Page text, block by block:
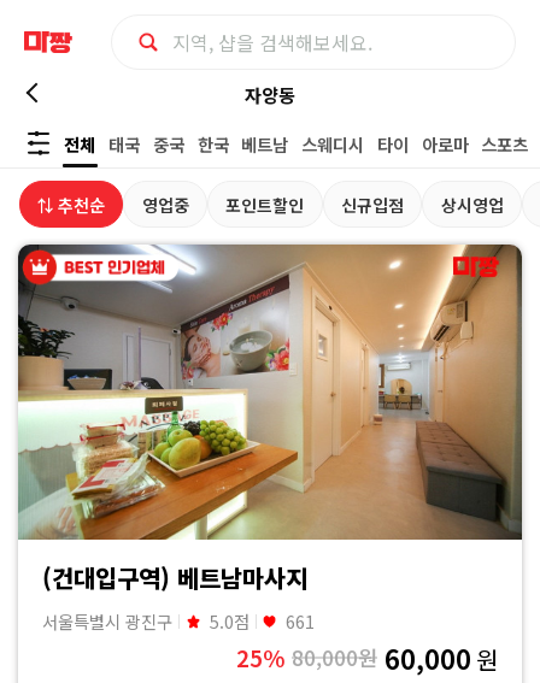
마
사
지
최
저
가
예
약
자양동
전체
태국 중국 한국 베트남 스웨디시 타이 아로마 스포츠
⇅ 추천순 영업중 포인트할인 신규입점 상시영업
(건대입구역) 베트남마사지
서울특별시 광진구 5.0점 661
25% 80,000원 60,000 원